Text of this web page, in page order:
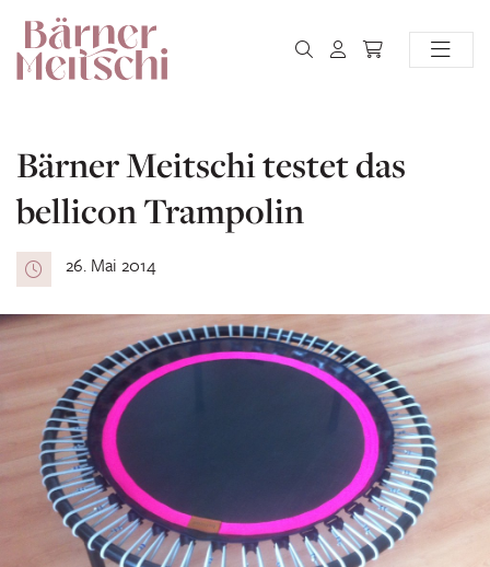
Bärner Meitschi testet das
bellicon Trampolin
26. Mai 2014